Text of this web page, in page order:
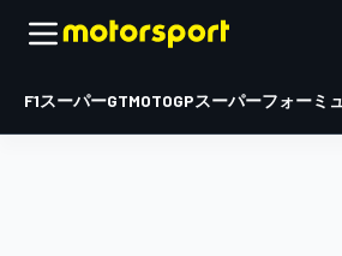
F1スーパーGTMOTOGPスーパーフォーミ